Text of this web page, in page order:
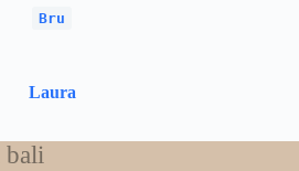
Bru
Laura